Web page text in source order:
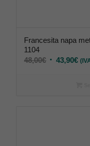
Francesita napa
1104
48,00€ 43,90€